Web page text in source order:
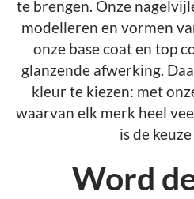
te brengen. Onze
modelleren en vormen
onze base coat en top
glanzende afwerking.
kleur te kiezen: met
waarvan elk merk heel
is de
Word